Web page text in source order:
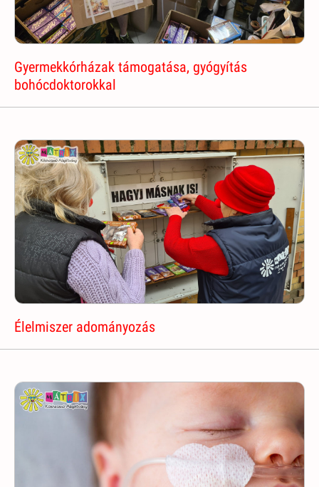
Gyermekkórházak támogatása, gyógyítás
bohócdoktorokkal
Élelmiszer adományozás